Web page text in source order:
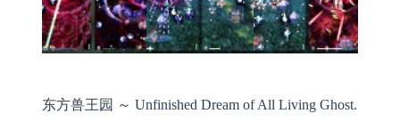
东方兽王园 ～ Unfinished Dream of All Living Ghost.